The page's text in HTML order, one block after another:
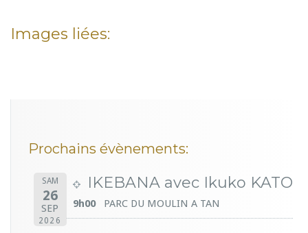
Images liées:
Prochains évènements:
SAM
26
SEP
2026
IKEBANA avec Ikuko KATO
9h00 PARC DU MOULIN A TAN